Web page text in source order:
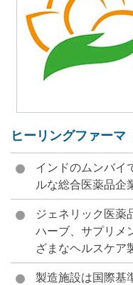
ヒーリングファーマ
インドのムンバイ
ルな総合医薬品企
ジェネリック医薬
ハーブ、サプリメ
ざまなヘルスケア
製造施設は国際基